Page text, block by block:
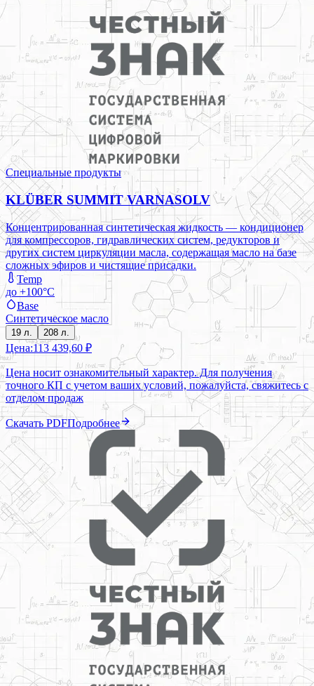
Специальные продукты
KLÜBER SUMMIT VARNASOLV
Концентрированная синтетическая жидкость — кондиционер
для компрессоров, гидравлических систем, редукторов и
других систем циркуляции масла, содержащая масло на базе
сложных эфиров и чистящие присадки.
Temp
до +100°C
Base
Синтетическое масло
19 л. 208 л.
Цена:113 439,60 ₽
Цена носит ознакомительный характер. Для получения
точного КП с учетом ваших условий, пожалуйста, свяжитесь с
отделом продаж
Скачать PDFПодробнее